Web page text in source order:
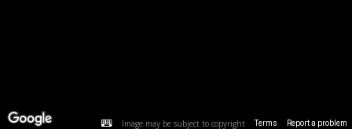
Image may be subject to copyright Terms Report a problem